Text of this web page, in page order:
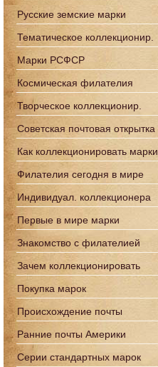
Русские земские марки
Тематическое коллекционир.
Марки РСФСР
Космическая филателия
Творческое коллекционир.
Советская почтовая открытка
Как коллекционировать марки
Филателия сегодня в мире
Индивидуал. коллекционера
Первые в мире марки
Знакомство с филателией
Зачем коллекционировать
Покупка марок
Происхождение почты
Ранние почты Америки
Серии стандартных марок